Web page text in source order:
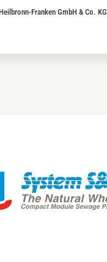
Franken GmbH & Co. KG